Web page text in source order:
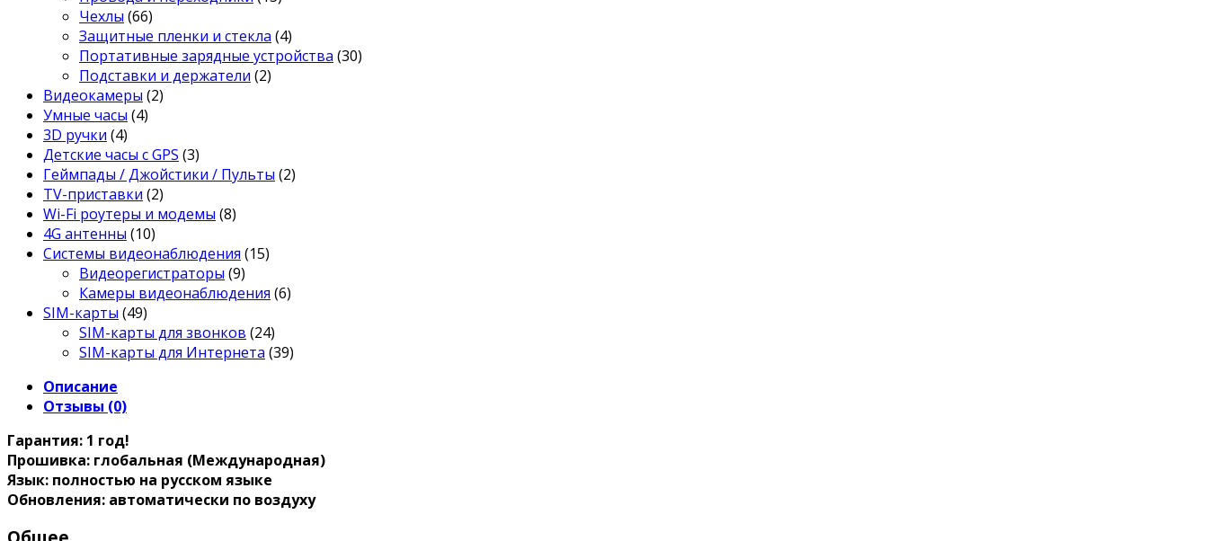
Чехлы (66)
Защитные пленки и стекла (4)
Портативные зарядные устройства (30)
Подставки и держатели (2)
Видеокамеры (2)
Умные часы (4)
3D ручки (4)
Детские часы с GPS (3)
Геймпады / Джойстики / Пульты (2)
TV-приставки (2)
Wi-Fi роутеры и модемы (8)
4G антенны (10)
Системы видеонаблюдения (15)
Видеорегистраторы (9)
Камеры видеонаблюдения (6)
SIM-карты (49)
SIM-карты для звонков (24)
SIM-карты для Интернета (39)
Описание
Отзывы (0)
Гарантия: 1 год!
Прошивка: глобальная (Международная)
Язык: полностью на русском языке
Обновления: автоматически по воздуху